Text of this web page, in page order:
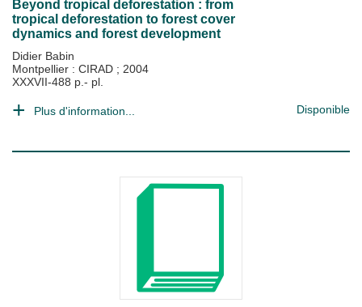
Beyond tropical deforestation : from
tropical deforestation to forest cover
dynamics and forest development
Didier Babin
Montpellier : CIRAD ; 2004
XXXVII-488 p.- pl.
Plus d'information... Disponible